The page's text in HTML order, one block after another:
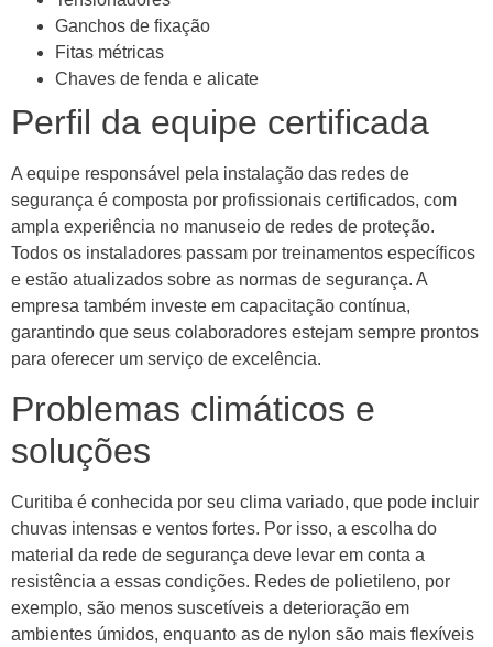
Ganchos de fixação
Fitas métricas
Chaves de fenda e alicate
Perfil da equipe certificada
A equipe responsável pela instalação das redes de
segurança é composta por profissionais certificados, com
ampla experiência no manuseio de redes de proteção.
Todos os instaladores passam por treinamentos específicos
e estão atualizados sobre as normas de segurança. A
empresa também investe em capacitação contínua,
garantindo que seus colaboradores estejam sempre prontos
para oferecer um serviço de excelência.
Problemas climáticos e
soluções
Curitiba é conhecida por seu clima variado, que pode incluir
chuvas intensas e ventos fortes. Por isso, a escolha do
material da rede de segurança deve levar em conta a
resistência a essas condições. Redes de polietileno, por
exemplo, são menos suscetíveis a deterioração em
ambientes úmidos, enquanto as de nylon são mais flexíveis